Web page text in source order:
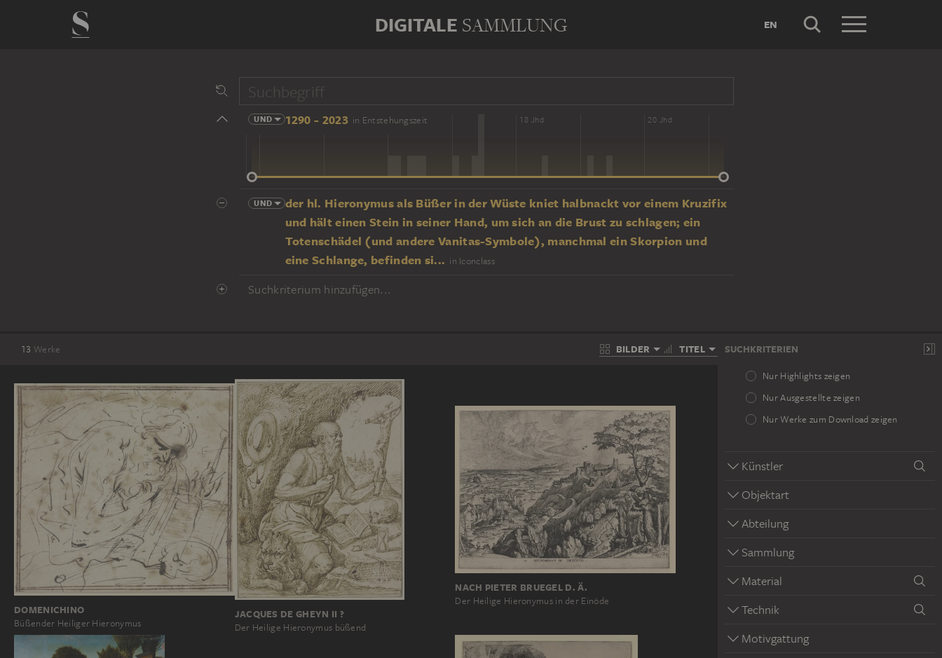
DIGITALE SAMMLUNG EN
UND 1290 - 2023 in Entstehungszeit
14 Jhd 16 Jhd 18 Jhd 20 Jhd
UND
der hl. Hieronymus als Büßer in der Wüste kniet halbnackt vor einem Kruzifix
und hält einen Stein in seiner Hand, um sich an die Brust zu schlagen; ein
Totenschädel (und andere Vanitas-Symbole), manchmal ein Skorpion und
eine Schlange, befinden si... in Iconclass
Suchkriterium hinzufügen...
13 Werke BILDER TITEL SUCHKRITERIEN
Nur Highlights zeigen
Nur Ausgestellte zeigen
Nur Werke zum Download zeigen
Künstler
Objektart
Abteilung
Sammlung
Material
Technik
Motivgattung
DOMENICHINO
Büßender Heiliger Hieronymus
JACQUES DE GHEYN II ?
Der Heilige Hieronymus büßend
NACH PIETER BRUEGEL D. Ä.
Der Heilige Hieronymus in der Einöde